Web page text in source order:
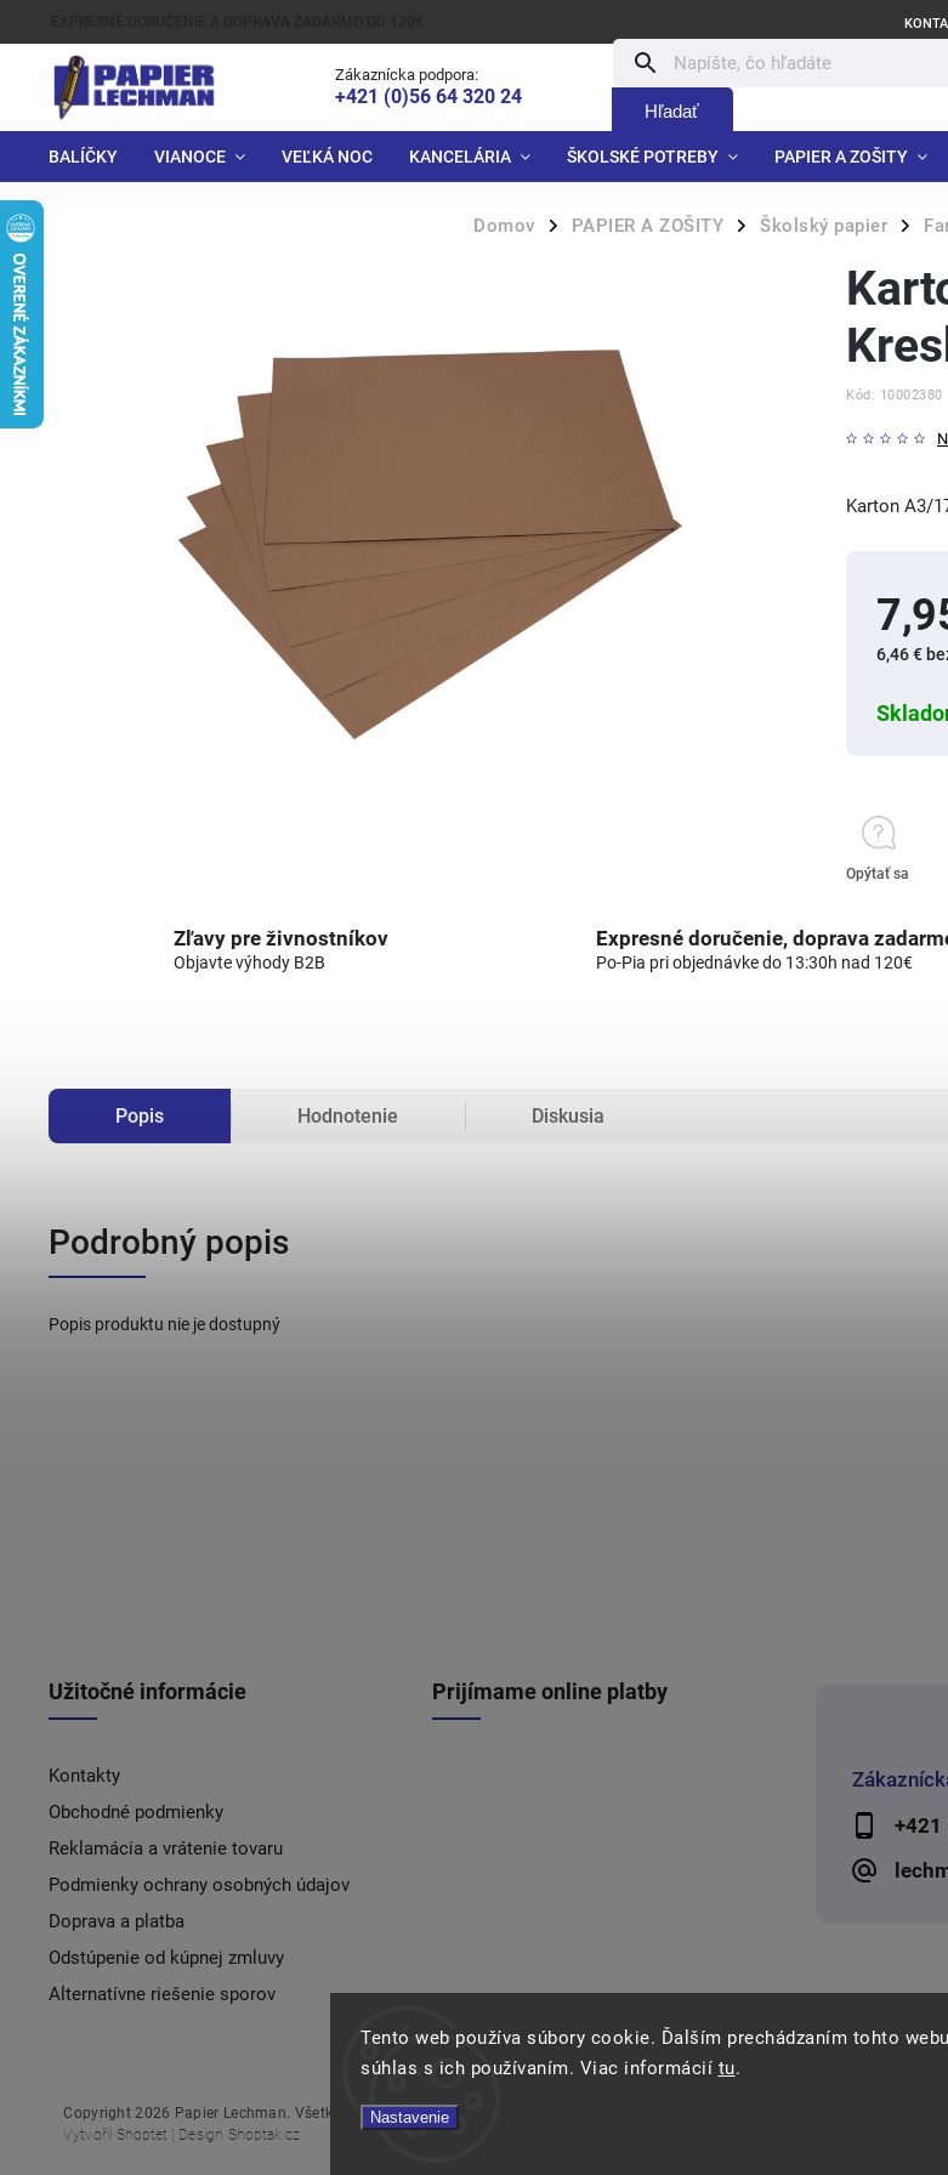
Tento web používa súbory cookie. Ďalším prechádzaním tohto
súhlas s ich používaním. Viac informácií tu.
Nastavenie
Zákaznícka podpora:
+421 (0)56 64 320 24
Hľadať
BALÍČKY VIANOCE VEĽKÁ NOC KANCELÁRIA ŠKOLSKÉ POTREBY PAPIER A ZOŠITY
Domov / PAPIER A ZOŠITY / Školský papier /
6,46 €
Kód: 10002380
Karton A3/
Opýtať sa
Zľavy pre živnostníkov
Objavte výhody B2B
Expresné doručenie, doprava
Po-Pia pri objednávke do 13:30h nad 120€
Popis Hodnotenie Diskusia
Podrobný popis
Popis produktu nie je dostupný
+421
Užitočné informácie
Kontakty
Obchodné podmienky
Reklamácia a vrátenie tovaru
Podmienky ochrany osobných údajov
Doprava a platba
Odstúpenie od kúpnej zmluvy
Alternatívne riešenie sporov
Prijímame online platby
Copyright 2026 Papier Lechman. Všetky práva vyhradené.
Vytvořil Shoptet | Design Shoptak.cz